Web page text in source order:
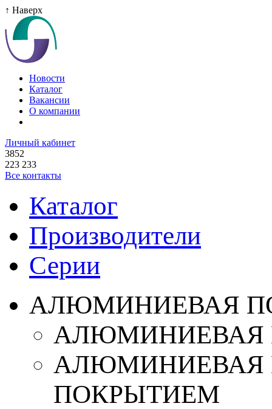
↑ Наверх
Новости
Каталог
Вакансии
О компании
Личный кабинет
3852
223 233
Все контакты
Каталог
Производители
Серии
АЛЮМИНИЕВАЯ
АЛЮМИНИЕВАЯ
АЛЮМИНИЕВАЯ
ПОКРЫТИЕМ